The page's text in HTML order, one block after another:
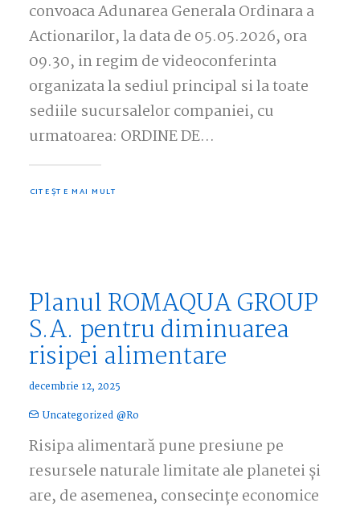
convoaca Adunarea Generala Ordinara a
Actionarilor, la data de 05.05.2026, ora
09.30, in regim de videoconferinta
organizata la sediul principal si la toate
sediile sucursalelor companiei, cu
urmatoarea: ORDINE DE…
CITEȘTE MAI MULT
Planul ROMAQUA GROUP
S.A. pentru diminuarea
risipei alimentare
decembrie 12, 2025
Uncategorized @ro
Risipa alimentară pune presiune pe
resursele naturale limitate ale planetei și
are, de asemenea, consecințe economice